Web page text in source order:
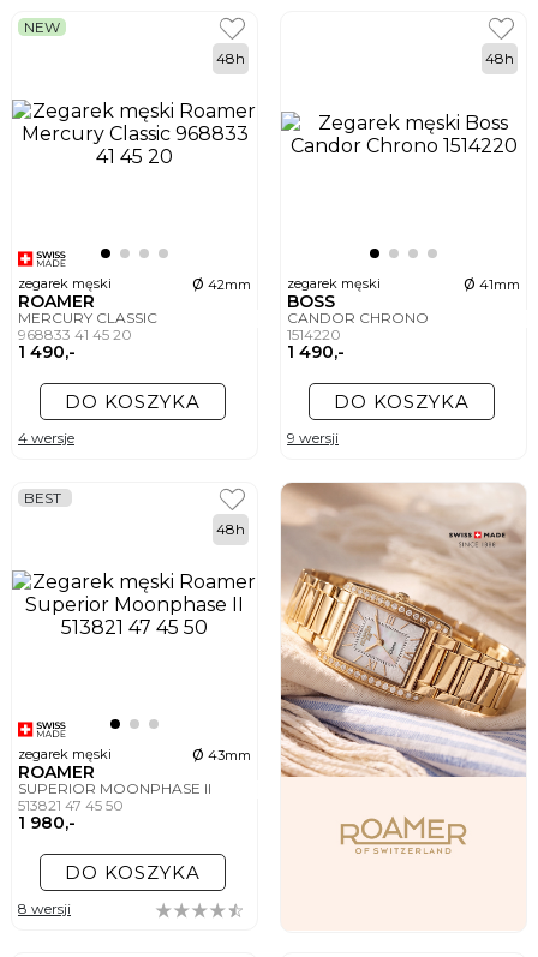
zegarek męski ø 42mm
ROAMER
MERCURY CLASSIC
968833 41 45 20
1 490,-
NEW
48h
DO KOSZYKA
4 wersje
zegarek męski ø 41mm
BOSS
CANDOR CHRONO
1514220
1 490,-
48h
DO KOSZYKA
9 wersji
zegarek męski ø 43mm
ROAMER
SUPERIOR MOONPHASE II
513821 47 45 50
1 980,-
BEST
48h
DO KOSZYKA
8 wersji